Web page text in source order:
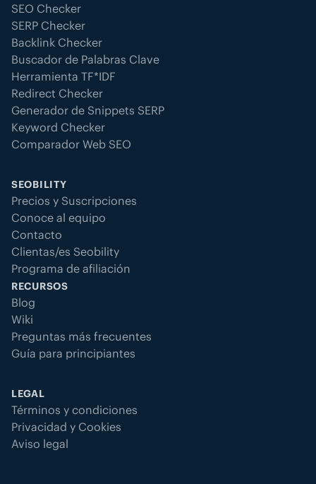
SEO Checker
SERP Checker
Backlink Checker
Buscador de Palabras Clave
Herramienta TF*IDF
Redirect Checker
Generador de Snippets SERP
Keyword Checker
Comparador Web SEO
SEOBILITY
Precios y Suscripciones
Conoce al equipo
Contacto
Clientas/es Seobility
Programa de afiliación
RECURSOS
Blog
Wiki
Preguntas más frecuentes
Guía para principiantes
LEGAL
Términos y condiciones
Privacidad y Cookies
Aviso legal